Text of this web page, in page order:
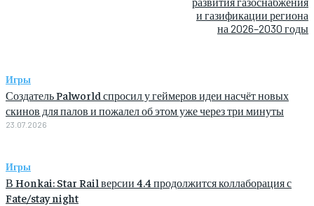
и газификации региона
на 2026–2030 годы
Игры
Создатель Palworld спросил у геймеров идеи насчёт новых
скинов для палов и пожалел об этом уже через три минуты
23.07.2026
Игры
В Honkai: Star Rail версии 4.4 продолжится коллаборация с
Fate/stay night